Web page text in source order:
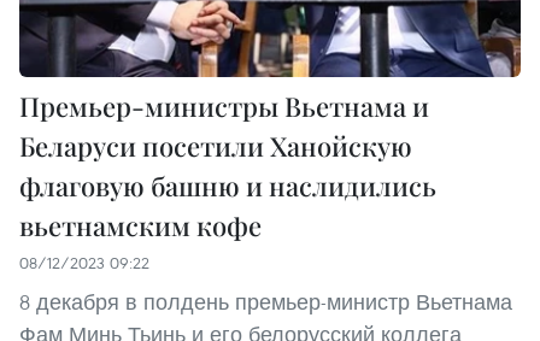
Премьер-министры Вьетнама и
Беларуси посетили Ханойскую
флаговую башню и наслидились
вьетнамским кофе
08/12/2023 09:22
8 декабря в полдень премьер-министр Вьетнама
Фам Минь Тьинь и его белорусский коллега